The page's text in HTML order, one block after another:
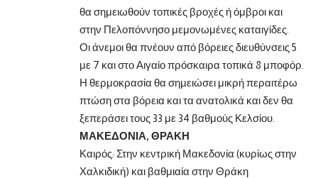
θα σημειωθούν τοπικές βροχές ή όμβροι και
στην Πελοπόννησο μεμονωμένες καταιγίδες.
Οι άνεμοι θα πνέουν από βόρειες διευθύνσεις 5
με 7 και στο Αιγαίο πρόσκαιρα τοπικά 8 μποφόρ.
Η θερμοκρασία θα σημειώσει μικρή περαιτέρω
πτώση στα βόρεια και τα ανατολικά και δεν θα
ξεπεράσει τους 33 με 34 βαθμούς Κελσίου.
ΜΑΚΕΔΟΝΙΑ, ΘΡΑΚΗ
Καιρός: Στην κεντρική Μακεδονία (κυρίως στην
Χαλκιδική) και βαθμιαία στην Θράκη